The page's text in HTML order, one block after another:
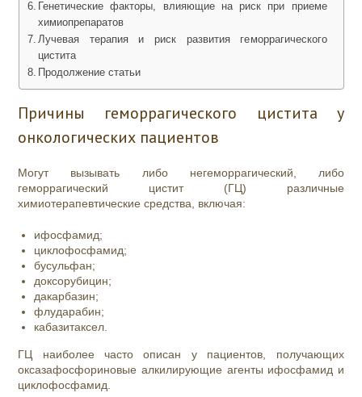
Генетические факторы, влияющие на риск при приеме
химиопрепаратов
Лучевая терапия и риск развития геморрагического
цистита
Продолжение статьи
Причины геморрагического цистита у
онкологических пациентов
Могут вызывать либо негеморрагический, либо
геморрагический цистит (ГЦ) различные
химиотерапевтические средства, включая:
ифосфамид;
циклофосфамид;
бусульфан;
доксорубицин;
дакарбазин;
флударабин;
кабазитаксел.
ГЦ наиболее часто описан у пациентов, получающих
оксазафосфориновые алкилирующие агенты ифосфамид и
циклофосфамид.